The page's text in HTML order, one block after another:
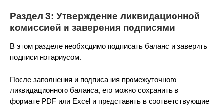
Раздел 3: Утверждение ликвидационной
комиссией и заверения подписями
В этом разделе необходимо подписать баланс и заверить
подписи нотариусом.
После заполнения и подписания промежуточного
ликвидационного баланса, его можно сохранить в
формате PDF или Excel и представить в соответствующие